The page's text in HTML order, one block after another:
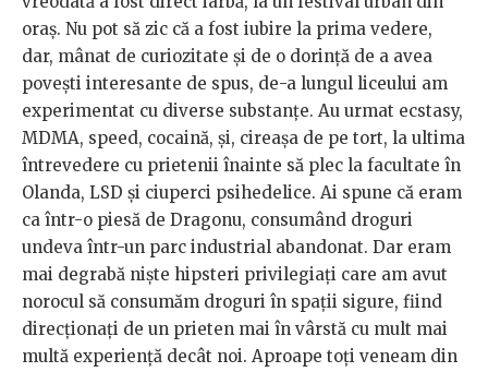
oraș. Nu pot să zic că a fost iubire la prima vedere,
dar, mânat de curiozitate și de o dorință de a avea
povești interesante de spus, de-a lungul liceului am
experimentat cu diverse substanțe. Au urmat ecstasy,
MDMA, speed, cocaină, și, cireașa de pe tort, la ultima
întrevedere cu prietenii înainte să plec la facultate în
Olanda, LSD și ciuperci psihedelice. Ai spune că eram
ca într-o piesă de Dragonu, consumând droguri
undeva într-un parc industrial abandonat. Dar eram
mai degrabă niște hipsteri privilegiați care am avut
norocul să consumăm droguri în spații sigure, fiind
direcționați de un prieten mai în vârstă cu mult mai
multă experiență decât noi. Aproape toți veneam din